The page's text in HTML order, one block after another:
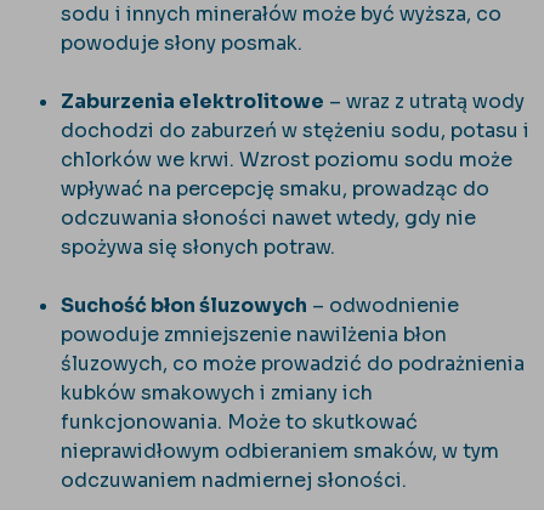
sodu i innych minerałów może być wyższa, co
powoduje słony posmak.
Zaburzenia elektrolitowe – wraz z utratą wody
dochodzi do zaburzeń w stężeniu sodu, potasu i
chlorków we krwi. Wzrost poziomu sodu może
wpływać na percepcję smaku, prowadząc do
odczuwania słoności nawet wtedy, gdy nie
spożywa się słonych potraw.
Suchość błon śluzowych – odwodnienie
powoduje zmniejszenie nawilżenia błon
śluzowych, co może prowadzić do podrażnienia
kubków smakowych i zmiany ich
funkcjonowania. Może to skutkować
nieprawidłowym odbieraniem smaków, w tym
odczuwaniem nadmiernej słoności.